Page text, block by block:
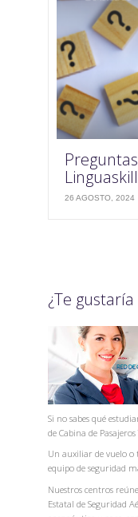
26 AGOSTO, 2024
¿Te
Si no sabes qué
de Cabina de Pasajeros
Un auxiliar de vuelo o
equipo de seguridad
Nuestros centros
Estatal de Seguridad